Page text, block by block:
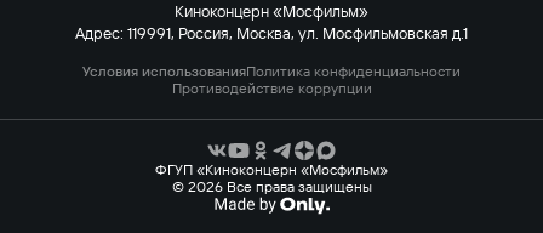
Киноконцерн «Мосфильм»
Адрес: 119991, Россия, Москва, ул. Мосфильмовская д.1
Условия использованияПолитика конфиденциальности
Противодействие коррупции
ФГУП «Киноконцерн «Мосфильм»
© 2026 Все права защищены